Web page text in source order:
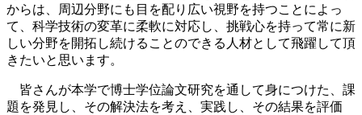
からは、周辺分野にも目を配り広い視野を持つことによっ
て、科学技術の変革に柔軟に対応し、挑戦心を持って常に新
しい分野を開拓し続けることのできる人材として飛躍して頂
きたいと思います。
皆さんが本学で博士学位論文研究を通して身につけた、課
題を発見し、その解決法を考え、実践し、その結果を評価